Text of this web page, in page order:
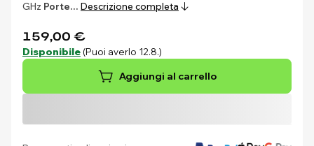
GHz Porte… Descrizione completa
159,00 €
Disponibile (Puoi averlo 12.8.)
Aggiungi al carrello